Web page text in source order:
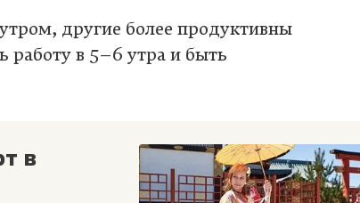
другие более продуктивны
в 5–6 утра и быть
в